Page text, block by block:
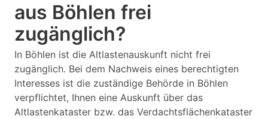
aus Böhlen frei
zugänglich?
In Böhlen ist die Altlastenauskunft nicht frei
zugänglich. Bei dem Nachweis eines berechtigten
Interesses ist die zuständige Behörde in Böhlen
verpflichtet, Ihnen eine Auskunft über das
Altlastenkataster bzw. das Verdachtsflächenkataster